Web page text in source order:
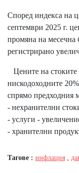
Според индекса на
септември 2025 г.
промяна на месечна
регистрирано
Цените на стоките
нискодоходните
спрямо предходния
- нехранителни
- услуги -
- хранителни
Тагове : инфлация